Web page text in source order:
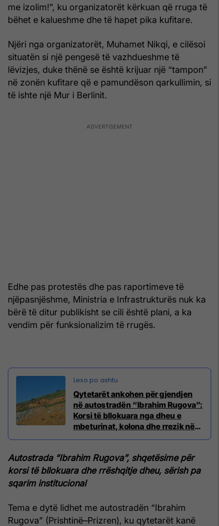
me izolim!”, ku organizatorët kërkuan që rruga të
bëhet e kalueshme dhe të hapet pika kufitare.
Njëri nga organizatorët, Muhamet Nikqi, e cilësoi
situatën si një pengesë të vazhdueshme të
lëvizjes, duke thënë se është krijuar një “tampon”
në zonën kufitare që e pamundëson qarkullimin, si
të ishte një Mur i Berlinit.
Edhe pas protestës dhe pas raportimeve të
njëpasnjëshme, Ministria e Infrastrukturës nuk ka
bërë të ditur publikisht se cili është plani, a ka
vendim për funksionalizim të rrugës.
Qytetarët ankohen për gjendjen
në autostradën “Ibrahim Rugova”:
Korsi të bllokuara nga dheu e
mbeturinat, kolona dhe rrezik në
Autostrada “Ibrahim Rugova”, shqetësime për
korsi të bllokuara dhe rrëshqitje dheu, sërish pa
sqarim institucional
Tema e dytë lidhet me autostradën “Ibrahim
Rugova” (Prishtinë–Prizren), ku qytetarët kanë